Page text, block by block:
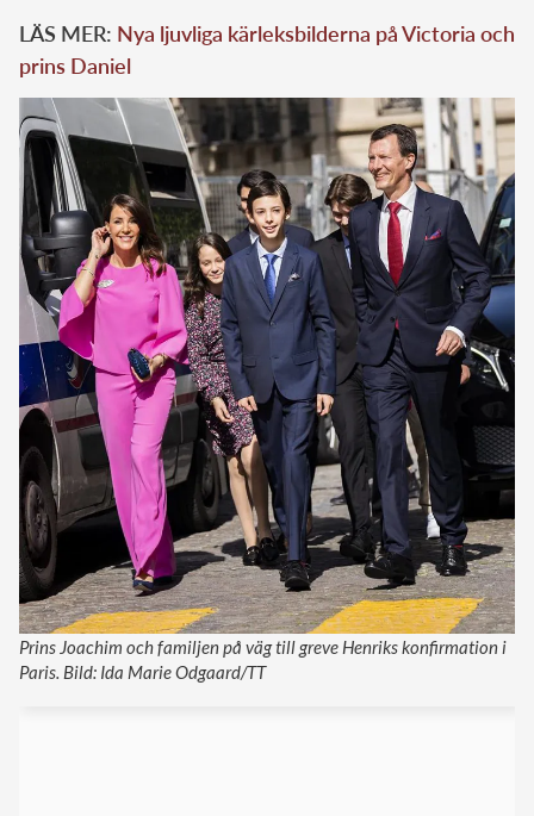
LÄS MER: Nya ljuvliga kärleksbilderna på Victoria och
prins Daniel
Prins Joachim och familjen på väg till greve Henriks konfirmation i
Paris. Bild: Ida Marie Odgaard/TT